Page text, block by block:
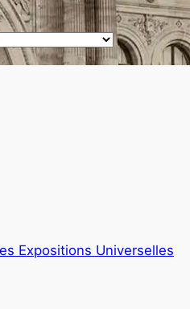
Expositions Universelles